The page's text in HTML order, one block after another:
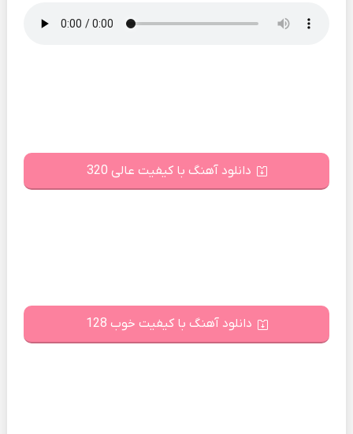
دانلود آهنگ با کیفیت عالی 320
دانلود آهنگ با کیفیت خوب 128